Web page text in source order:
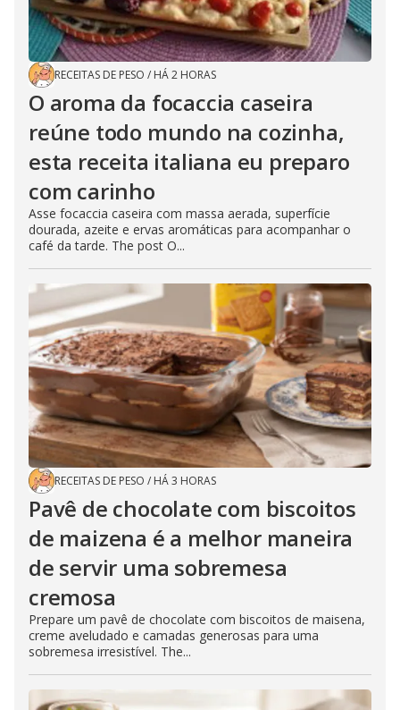
RECEITAS DE PESO / HÁ 2 HORAS
O aroma da focaccia caseira
reúne todo mundo na cozinha,
esta receita italiana eu preparo
com carinho
Asse focaccia caseira com massa aerada, superfície
dourada, azeite e ervas aromáticas para acompanhar o
café da tarde. The post O...
RECEITAS DE PESO / HÁ 3 HORAS
Pavê de chocolate com biscoitos
de maizena é a melhor maneira
de servir uma sobremesa
cremosa
Prepare um pavê de chocolate com biscoitos de maisena,
creme aveludado e camadas generosas para uma
sobremesa irresistível. The...